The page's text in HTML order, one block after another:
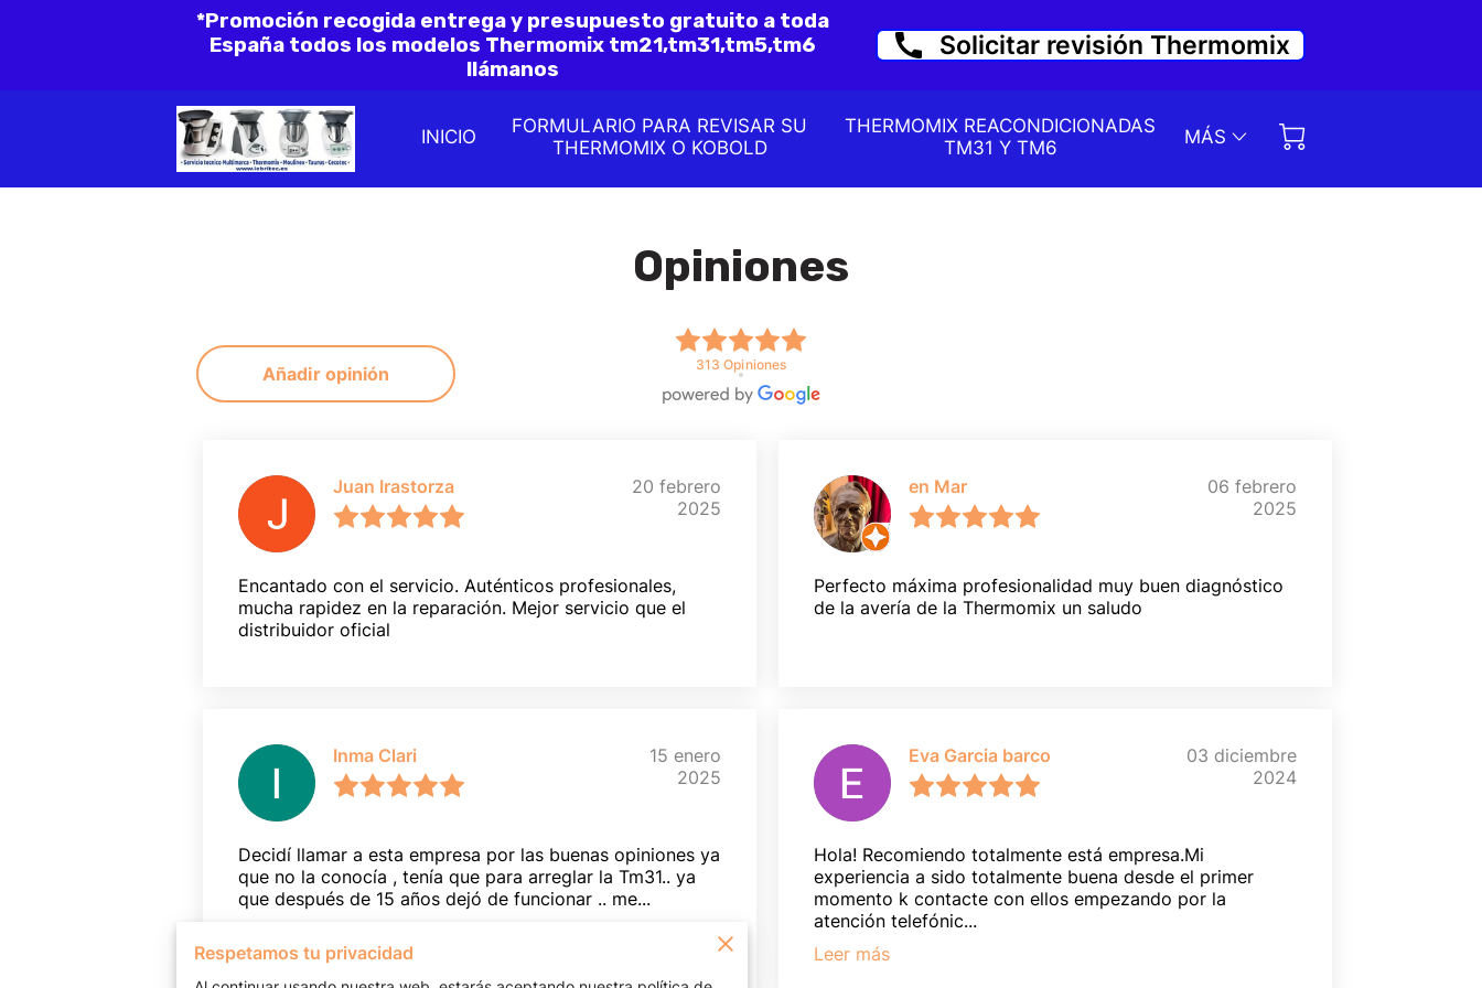
*Promoción recogida entrega y presupuesto gratuito a toda
España todos los modelos Thermomix tm21,tm31,tm5,tm6
llámanos
Solicitar revisión Thermomix
INICIO
FORMULARIO PARA REVISAR SU
THERMOMIX O KOBOLD
THERMOMIX REACONDICIONADAS
TM31 Y TM6
REPARACION ERROR C150 Y C72
MÁS
Opiniones
Añadir opinión 313 Opiniones
Juan Irastorza
20 febrero
2025
Encantado con el servicio. Auténticos profesionales,
mucha rapidez en la reparación. Mejor servicio que el
distribuidor oficial
en Mar
06 febrero
2025
Perfecto máxima profesionalidad muy buen diagnóstico
de la avería de la Thermomix un saludo
Inma Clari
15 enero
2025
Decidí llamar a esta empresa por las buenas opiniones ya
que no la conocía , tenía que para arreglar la Tm31.. ya
que después de 15 años dejó de funcionar .. me...
Eva Garcia barco
03 diciembre
2024
Hola! Recomiendo totalmente está empresa.Mi
experiencia a sido totalmente buena desde el primer
momento k contacte con ellos empezando por la
atención telefónic...
Leer más
Respetamos tu privacidad